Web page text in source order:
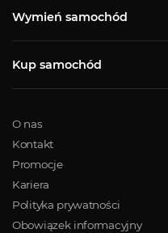
Wymień samochód
Kup samochód
O nas
Kontakt
Promocje
Kariera
Polityka prywatności
Obowiązek informacyjny